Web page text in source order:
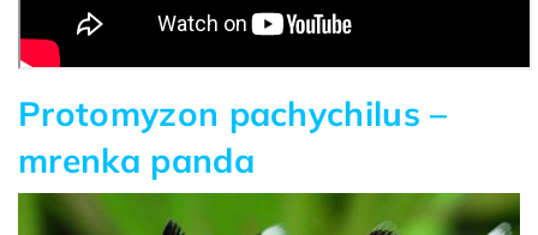
Protomyzon pachychilus –
mrenka panda